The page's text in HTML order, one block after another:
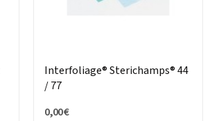
Interfoliage® Sterichamps® 44
/ 77
0,00 €